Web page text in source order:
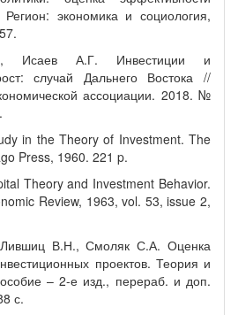
Регион: экономика и социология,
Исаев А.Г. Инвестиции и
случай Дальнего Востока //
ассоциации. 2018. №
in the Theory of Investment. The
Press, 1960. 221 p.
Theory and Investment Behavior.
Review, 1963, vol. 53, issue 2,
В.Н., Смоляк С.А. Оценка
проектов. Теория и
– 2-е изд., перераб. и доп.
с.